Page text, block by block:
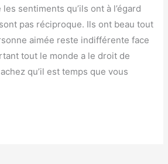
sentiments qu’ils ont à l’égard
pas réciproque. Ils ont beau tout
aimée reste indifférente face
tout le monde a le droit de
qu’il est temps que vous